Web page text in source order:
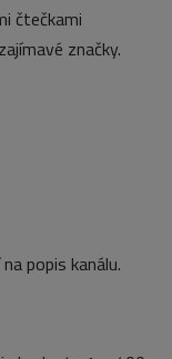
čtečkami
značky.
popis kanálu.